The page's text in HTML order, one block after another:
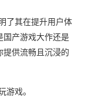
了其在提升用户体
国产游戏大作还是
供流畅且沉浸的
戏。